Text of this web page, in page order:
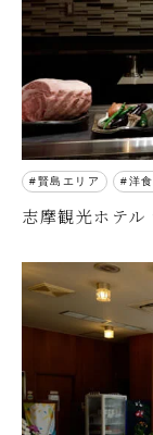
賢島エリア 洋
志摩観光ホテ